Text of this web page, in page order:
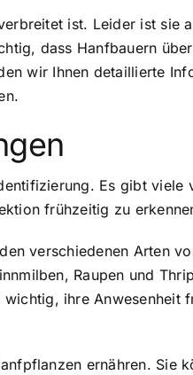
ist. Leider ist sie
dass Hanfbauern
wir Ihnen detaillierte
Es gibt viele
frühzeitig zu
verschiedenen Arten
Raupen und
ihre Anwesenheit
ernähren. Sie